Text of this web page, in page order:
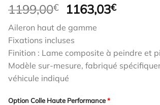
1199,00€
Le
initial
était :
1199,00€.
1163,03€Le
Aileron haut de gamme
Fixations incluses
Finition : Lame composite à peindre et
Modèle sur-mesure, fabriqué
véhicule indiqué
Option Colle Haute Performance*